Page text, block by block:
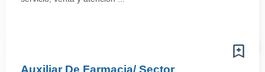
Auxiliar De Farmacia/ Sector